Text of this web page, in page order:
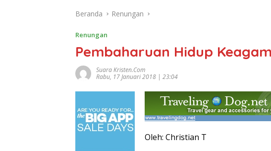
Beranda Renungan
Renungan
Pembaharuan Hidup
Suara Kristen.com
Rabu, 17 Januari 2018 | 23:04
Oleh: Christian T